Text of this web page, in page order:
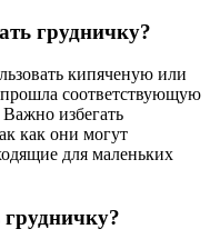
грудничку?
кипяченую или
соответствующую
избегать
как они могут
для маленьких